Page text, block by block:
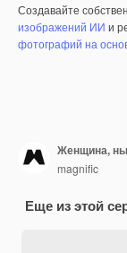
Создавайте
изображений ИИ и
фотографий на
Женщина,
magnific
Еще из этой